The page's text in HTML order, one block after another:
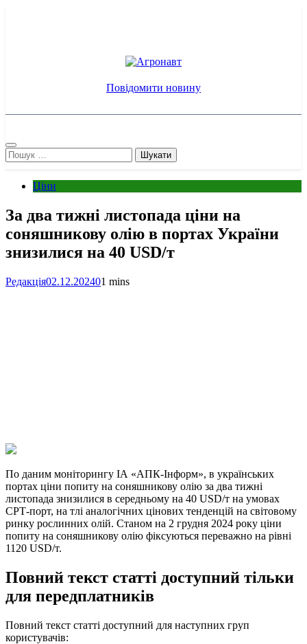
Агронавт
Новини українського агробізнесу
Повідомити новину
Пошук:
Ціни
За два тижні листопада ціни на
соняшникову олію в портах України
знизилися на 40 USD/т
Редакція02.12.202401 mins
Link
Print
По даним моніторингу ІА «АПК-Інформ», в українських
портах ціни попиту на соняшникову олію за два тижні
листопада знизилися в середньому на 40 USD/т на умовах
СРТ-порт, на тлі аналогічних цінових тенденцій на світовому
ринку рослинних олій. Станом на 2 грудня 2024 року ціни
попиту на соняшникову олію фіксуються переважно на рівні
1120 USD/т.
Повний текст статті доступний тільки
для передплатників
Повний текст статті доступний для наступних груп
користувачів: